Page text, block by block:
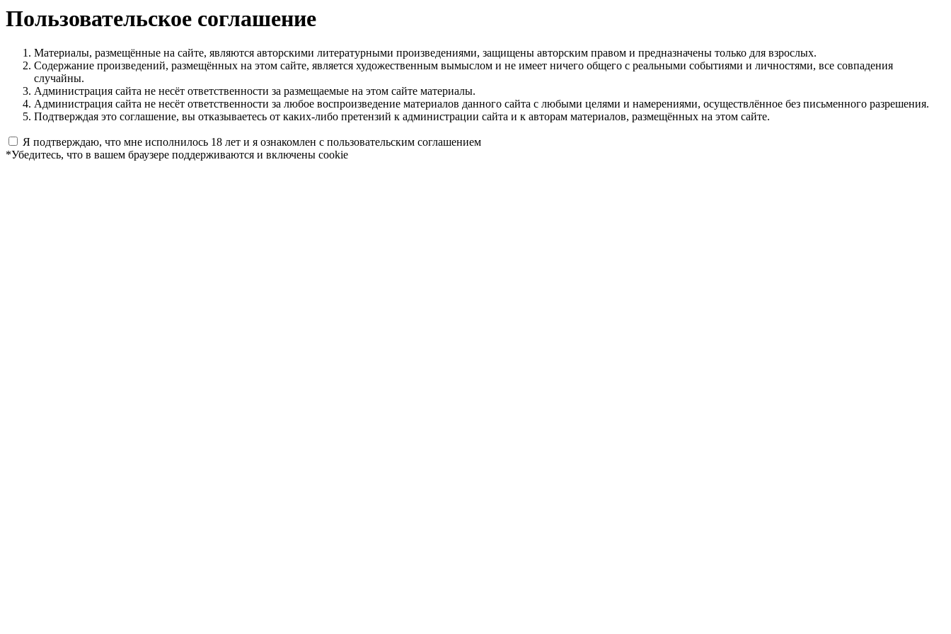
Пользовательское соглашение
Материалы, размещённые на сайте, являются авторскими литературными произведениями, защищены авторским правом и предназначены только для взрослых.
Содержание произведений, размещённых на этом сайте, является художественным вымыслом и не имеет ничего общего с реальными событиями и личностями, все совпадения
случайны.
Администрация сайта не несёт ответственности за размещаемые на этом сайте материалы.
Администрация сайта не несёт ответственности за любое воспроизведение материалов данного сайта с любыми целями и намерениями, осуществлённое без письменного разрешения.
Подтверждая это соглашение, вы отказываетесь от каких-либо претензий к администрации сайта и к авторам материалов, размещённых на этом сайте.
Я подтверждаю, что мне исполнилось 18 лет и я ознакомлен с пользовательским соглашением
*Убедитесь, что в вашем браузере поддерживаются и включены cookie